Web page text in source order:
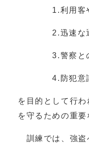
1.利用客や
2.迅速な通
3.警察との
4.防犯意識
を目的として行
を守るための重要
訓練では、強盗